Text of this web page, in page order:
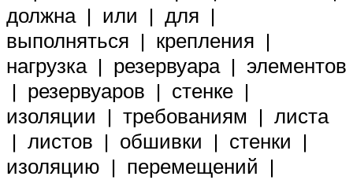
должна | или | для |
выполняться | крепления |
нагрузка | резервуара | элементов
| резервуаров | стенке |
изоляции | требованиям | листа
| листов | обшивки | стенки |
изоляцию | перемещений |